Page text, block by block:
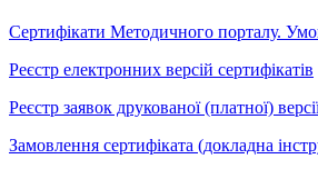
Сертифікати Методичного порталу.
Реєстр електронних версій сертифікатів
Реєстр заявок друкованої (платної)
Замовлення сертифіката (докладна